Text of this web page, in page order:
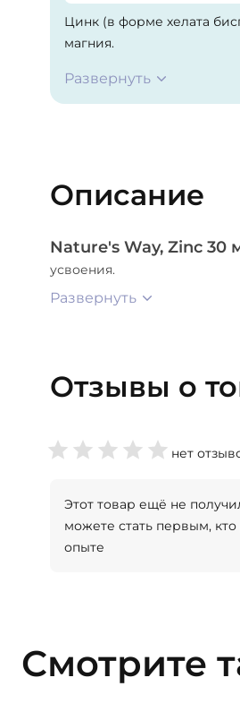
Цинк (в форме хелата
магния.
Развернуть
Описание
Nature's Way, Zinc 30
усвоения.
Развернуть
Отзывы о
нет
Этот товар ещё не
можете стать первым,
опыте
Смотрите